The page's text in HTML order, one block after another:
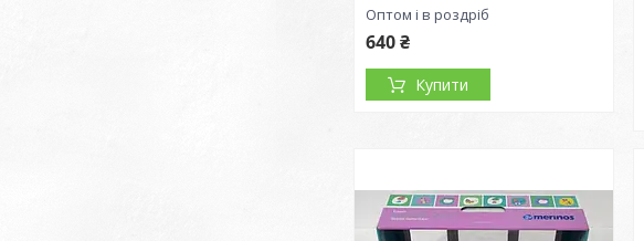
Оптом і в роздріб
640 ₴
Купити